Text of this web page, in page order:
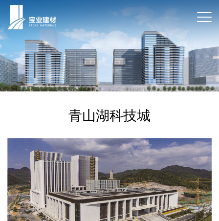
青山湖科技城